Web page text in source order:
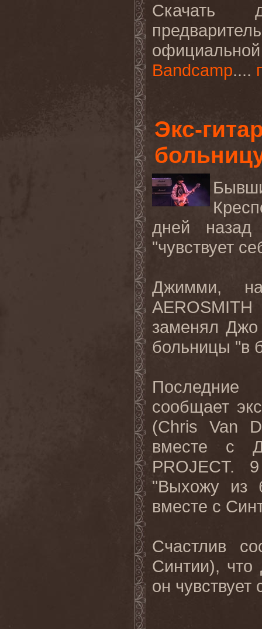
Скачать
Bandcamp....
Экс-
дней
"чувствует
Джимми,
AEROSMITH
заменял
больницы "в
Последние
сообщает
(Chris Van
вместе с
PROJECT. 9
"Выхожу из
вместе с
Счастлив
Синтии),
он